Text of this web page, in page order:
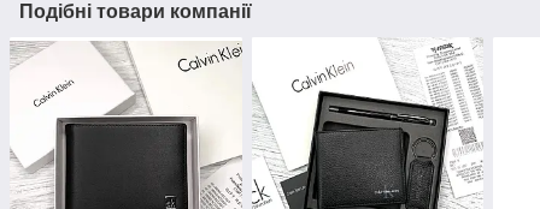
Подібні товари компанії